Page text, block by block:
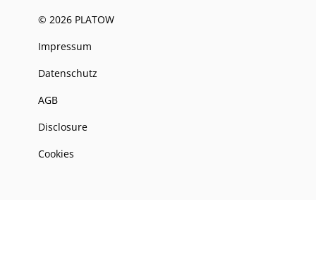
© 2026 PLATOW
Impressum
Datenschutz
AGB
Disclosure
Cookies